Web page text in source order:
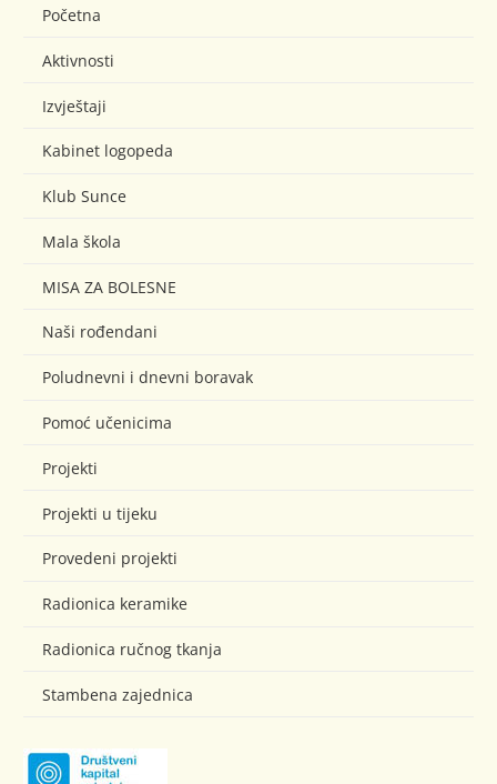
Početna
Aktivnosti
Izvještaji
Kabinet logopeda
Klub Sunce
Mala škola
MISA ZA BOLESNE
Naši rođendani
Poludnevni i dnevni boravak
Pomoć učenicima
Projekti
Projekti u tijeku
Provedeni projekti
Radionica keramike
Radionica ručnog tkanja
Stambena zajednica